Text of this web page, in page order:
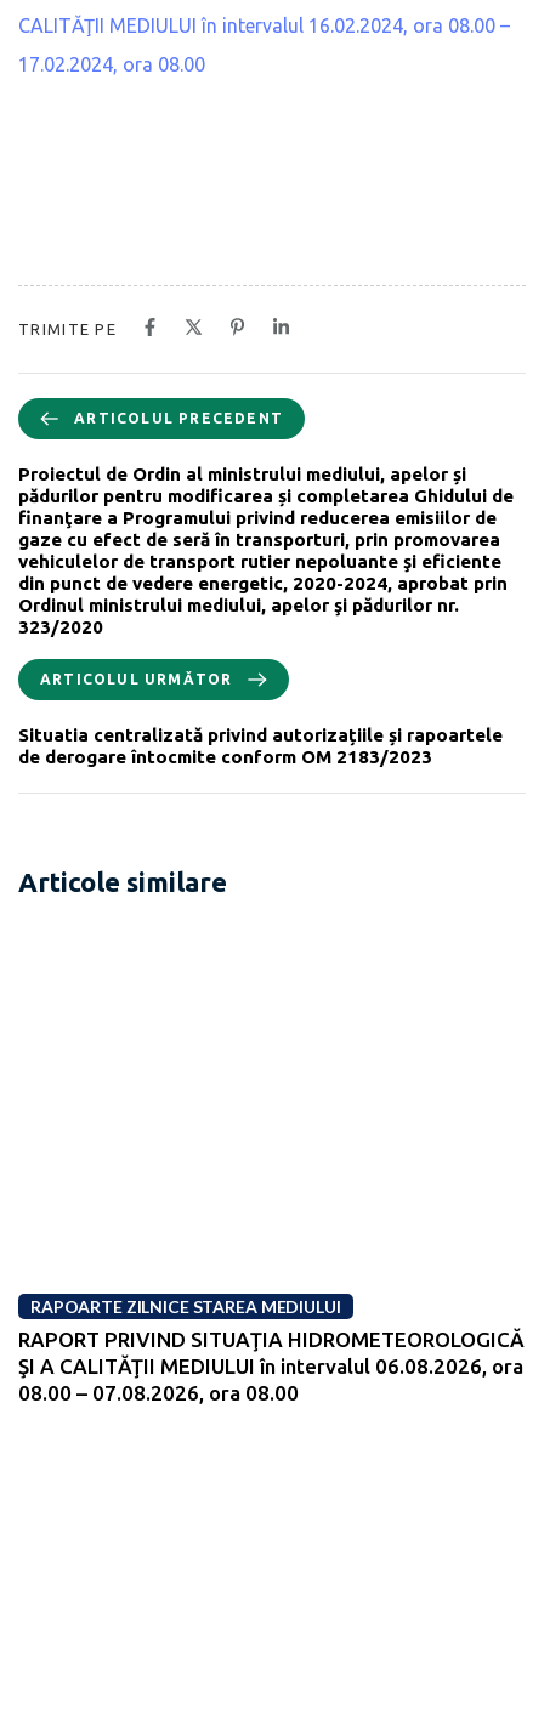
CALITĂŢII MEDIULUI în intervalul 16.02.2024, ora 08.00 –
17.02.2024, ora 08.00
TRIMITE PE
ARTICOLUL PRECEDENT
Proiectul de Ordin al ministrului mediului, apelor și
pădurilor pentru modificarea și completarea Ghidului de
finanţare a Programului privind reducerea emisiilor de
gaze cu efect de seră în transporturi, prin promovarea
vehiculelor de transport rutier nepoluante şi eficiente
din punct de vedere energetic, 2020-2024, aprobat prin
Ordinul ministrului mediului, apelor şi pădurilor nr.
323/2020
ARTICOLUL URMĂTOR
Situatia centralizată privind autorizațiile și rapoartele
de derogare întocmite conform OM 2183/2023
Articole similare
RAPOARTE ZILNICE STAREA MEDIULUI
RAPORT PRIVIND SITUAŢIA HIDROMETEOROLOGICĂ
ŞI A CALITĂŢII MEDIULUI în intervalul 06.08.2026, ora
08.00 – 07.08.2026, ora 08.00